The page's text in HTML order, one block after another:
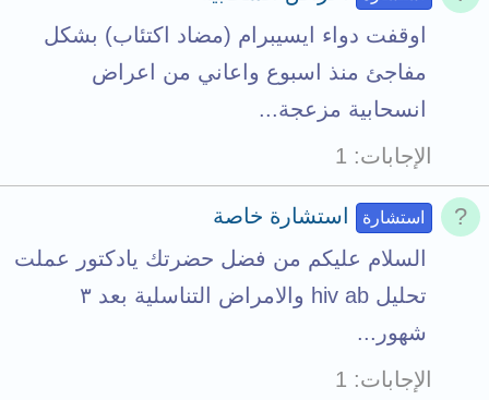
اوقفت دواء ايسيبرام (مضاد اكتئاب) بشكل
مفاجئ منذ اسبوع واعاني من اعراض
انسحابية مزعجة...
الإجابات
1
استشارة
استشارة خاصة
السلام عليكم من فضل حضرتك يادكتور عملت
تحليل hiv ab والامراض التناسلية بعد ٣
شهور...
الإجابات
1